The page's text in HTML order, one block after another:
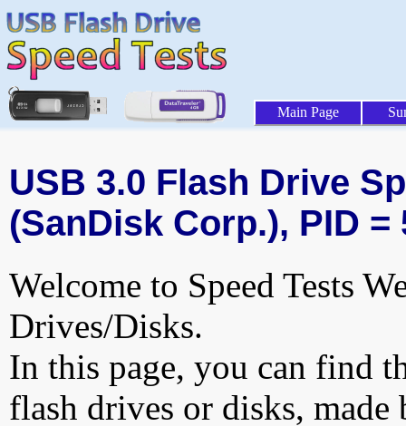
Main Page
USB 3.0 Flash Drive
(SanDisk Corp.), PID =
Welcome to Speed Tests
Drives/Disks.
In this page, you can find
flash drives or disks,